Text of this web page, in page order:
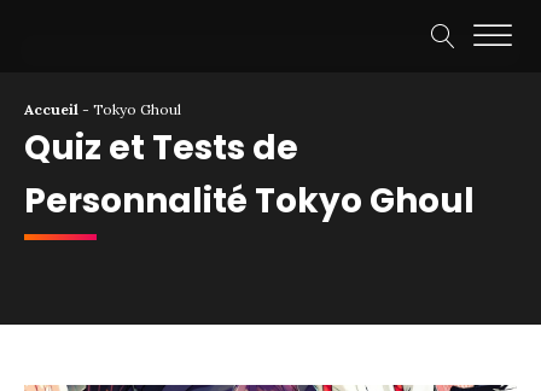
Accueil - Tokyo Ghoul
Quiz et Tests de
Personnalité Tokyo Ghoul